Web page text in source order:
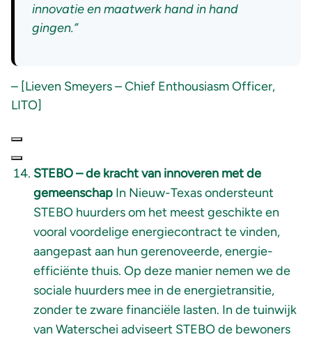
innovatie en maatwerk hand in hand
gingen.”
– [Lieven Smeyers – Chief Enthousiasm Officer,
LITO]
STEBO –de kracht van innoveren met de
gemeenschap In Nieuw-Texas ondersteunt
STEBO huurders om het meest geschikte en
vooral voordelige energiecontract te vinden,
aangepast aan hun gerenoveerde, energie-
efficiënte thuis. Op deze manier nemen we de
sociale huurders mee in de energietransitie,
zonder te zware financiële lasten. In de tuinwijk
van Waterschei adviseert STEBO de bewoners